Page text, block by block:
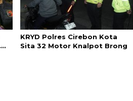
KRYD Polres Cirebon Kota
Sita 32 Motor Knalpot Brong